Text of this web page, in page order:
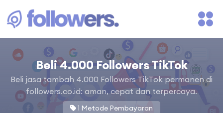
Beli 4.000 Followers TikTok
Beli jasa tambah 4.000 Followers TikTok permanen di
followers.co.id: aman, cepat dan terpercaya.
1 Metode Pembayaran